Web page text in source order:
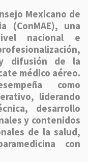
Mexicano de
(ConMAE), una
nacional e
difusión de la
médico aéreo.
como
liderando
desarrollo
y contenidos
de la salud,
con